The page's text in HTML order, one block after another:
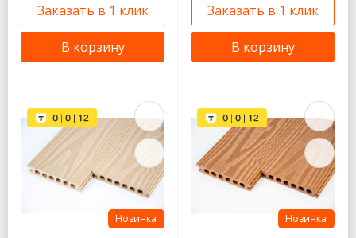
Заказать в 1 клик
В корзину
Заказать в 1 клик
В корзину
Новинка Новинка